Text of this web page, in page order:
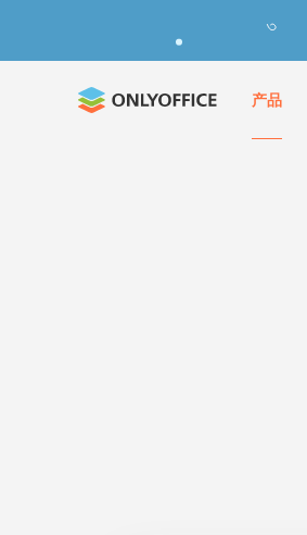
产品